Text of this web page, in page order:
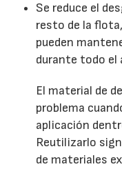
Se reduce el
resto de la
pueden
durante todo el
El material de
problema
aplicación
Reutilizarlo
de materiales